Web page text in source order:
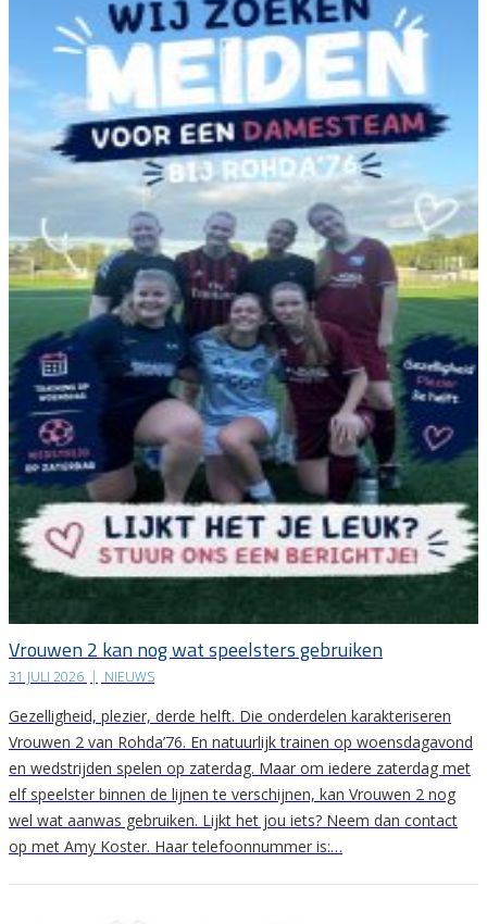
Vrouwen 2 kan nog wat speelsters gebruiken
31 JULI 2026 | NIEUWS
Gezelligheid, plezier, derde helft. Die onderdelen karakteriseren
Vrouwen 2 van Rohda’76. En natuurlijk trainen op woensdagavond
en wedstrijden spelen op zaterdag. Maar om iedere zaterdag met
elf speelster binnen de lijnen te verschijnen, kan Vrouwen 2 nog
wel wat aanwas gebruiken. Lijkt het jou iets? Neem dan contact
op met Amy Koster. Haar telefoonnummer is:…